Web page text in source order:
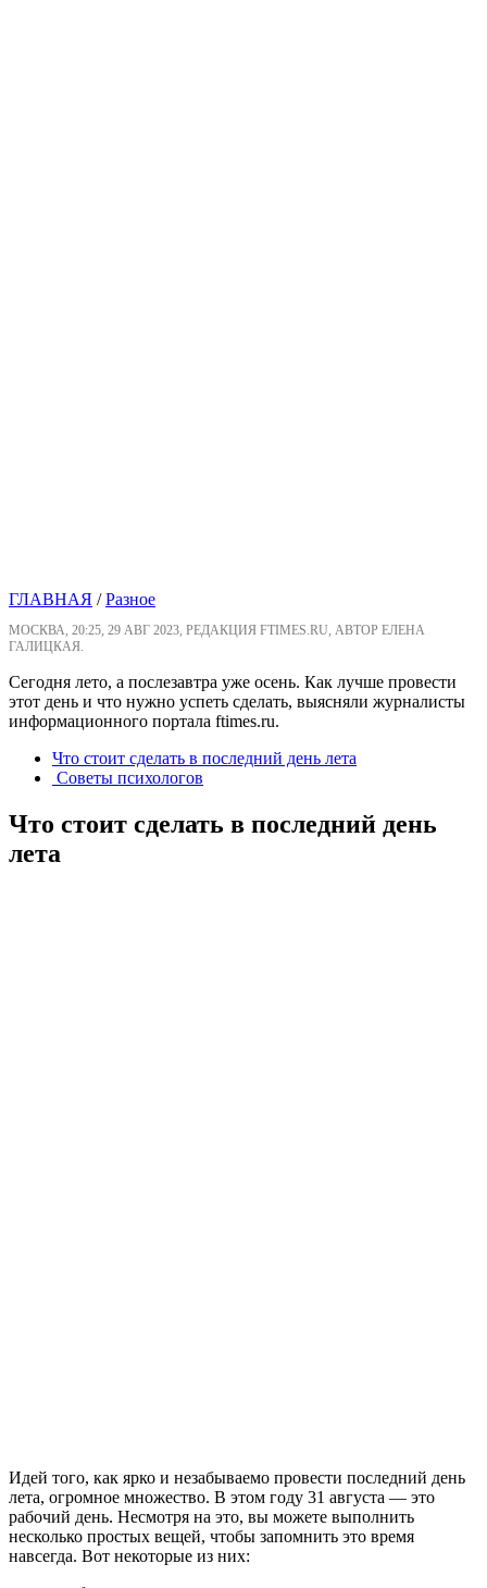
ГЛАВНАЯ /Разное
МОСКВА, 20:25, 29 АВГ 2023, РЕДАКЦИЯ FTIMES.RU, АВТОР ЕЛЕНА
ГАЛИЦКАЯ.
Сегодня лето, а послезавтра уже осень. Как лучше провести
этот день и что нужно успеть сделать, выясняли журналисты
информационного портала ftimes.ru.
Что стоит сделать в последний день лета
Советы психологов
Что стоит сделать в последний день
лета
Идей того, как ярко и незабываемо провести последний день
лета, огромное множество. В этом году 31 августа — это
рабочий день. Несмотря на это, вы можете выполнить
несколько простых вещей, чтобы запомнить это время
навсегда. Вот некоторые из них: